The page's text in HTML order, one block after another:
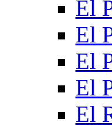
El
El
El
El
El